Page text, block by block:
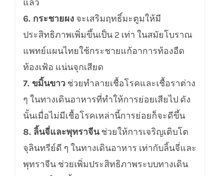
แล้ว
6. กระชายผงจะเสริมฤทธิ์มะตูมให้มี
ประสิทธิภาพเพิ่มขึ้นเป็น 2 เท่า ในสมัยโบราณ
แพทย์แผนไทยใช้กระชายแก้อาการท้องอืด
ท้องเฟ้อ แน่นจุกเสียด
7. ขมิ้นขาวช่วยทำลายเชื้อโรคและเชื้อราต่าง
ๆ ในทางเดินอาหารที่ทำให้การย่อยเสียไป ดัง
นั้นเมื่อไม่มีเชื้อโรคเหล่านี้การย่อยก็จะดีขึ้น
8. ลิ้นจี่และพุทราจีนช่วยให้การเจริญเติบโต
จุลินทรีย์ดี ๆ ในทางเดินอาหาร เท่ากับลิ้นจี่และ
พุทราจีน ช่วยเพิ่มประสิทธิภาพระบบทางเดิน